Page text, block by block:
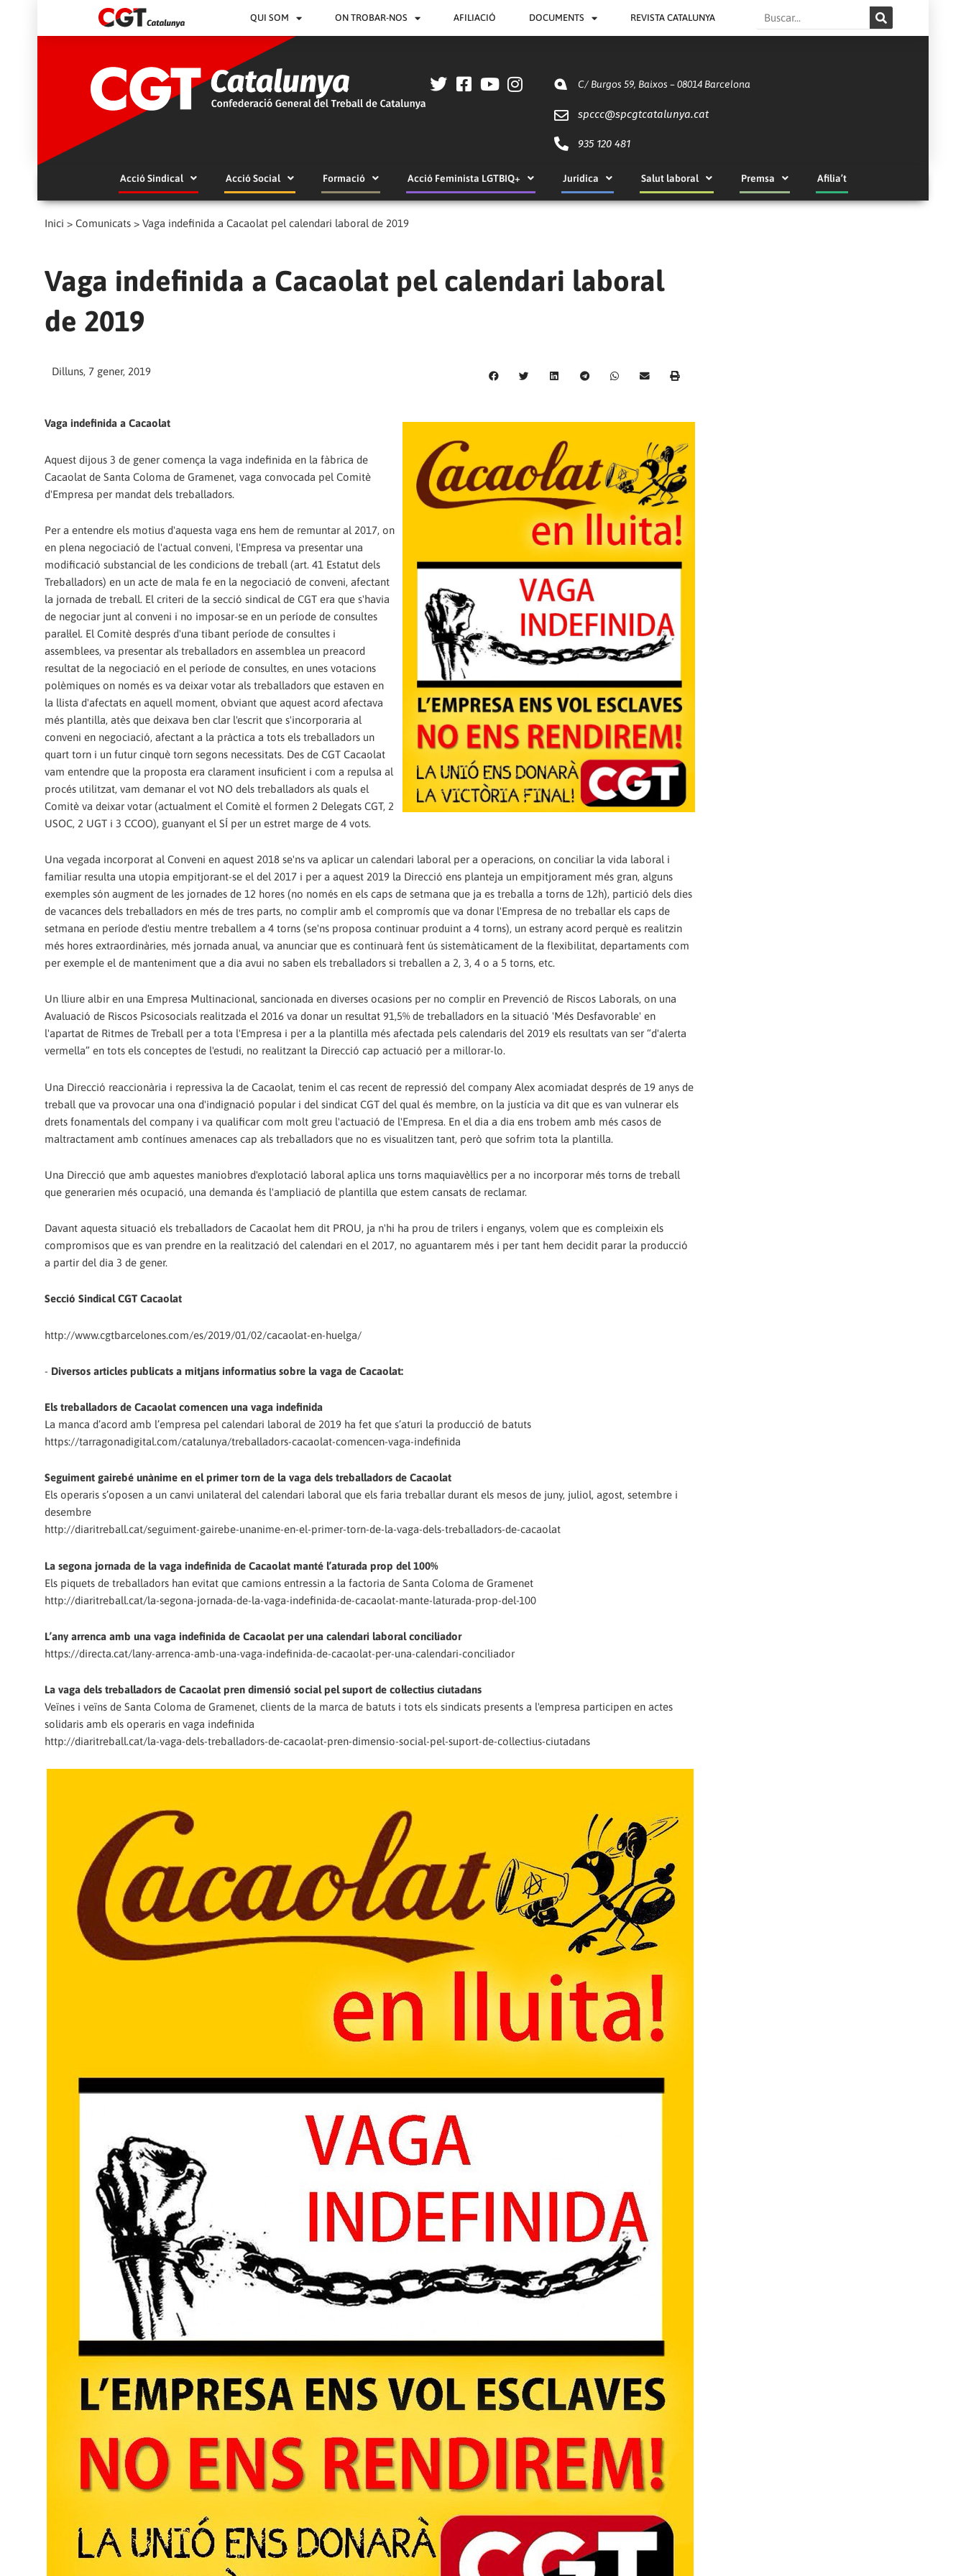
QUI SOM ON TROBAR-NOS AFILIACIÓ DOCUMENTS REVISTA CATALUNYA Search
C/ Burgos 59, Baixos – 08014 Barcelona
spccc@spcgtcatalunya.cat
935 120 481
Acció Sindical Acció Social Formació Acció Feminista LGTBIQ+ Jurídica Salut laboral Premsa Afilia’t
Inici > Comunicats > Vaga indefinida a Cacaolat pel calendari laboral de 2019
Vaga indefinida a Cacaolat pel calendari laboral
de 2019
Dilluns, 7 gener, 2019
Vaga indefinida a Cacaolat
Aquest dijous 3 de gener comença la vaga indefinida en la fàbrica de
Cacaolat de Santa Coloma de Gramenet, vaga convocada pel Comitè
d'Empresa per mandat dels treballadors.
Per a entendre els motius d'aquesta vaga ens hem de remuntar al 2017, on
en plena negociació de l'actual conveni, l'Empresa va presentar una
modificació substancial de les condicions de treball (art. 41 Estatut dels
Treballadors) en un acte de mala fe en la negociació de conveni, afectant
la jornada de treball. El criteri de la secció sindical de CGT era que s'havia
de negociar junt al conveni i no imposar-se en un període de consultes
paral·lel. El Comitè després d'una tibant període de consultes i
assemblees, va presentar als treballadors en assemblea un preacord
resultat de la negociació en el període de consultes, en unes votacions
polèmiques on només es va deixar votar als treballadors que estaven en
la llista d'afectats en aquell moment, obviant que aquest acord afectava
més plantilla, atès que deixava ben clar l'escrit que s'incorporaria al
conveni en negociació, afectant a la pràctica a tots els treballadors un
quart torn i un futur cinquè torn segons necessitats. Des de CGT Cacaolat
vam entendre que la proposta era clarament insuficient i com a repulsa al
procés utilitzat, vam demanar el vot NO dels treballadors als quals el
Comitè va deixar votar (actualment el Comitè el formen 2 Delegats CGT, 2
USOC, 2 UGT i 3 CCOO), guanyant el SÍ per un estret marge de 4 vots.
Una vegada incorporat al Conveni en aquest 2018 se'ns va aplicar un calendari laboral per a operacions, on conciliar la vida laboral i
familiar resulta una utopia empitjorant-se el del 2017 i per a aquest 2019 la Direcció ens planteja un empitjorament més gran, alguns
exemples són augment de les jornades de 12 hores (no només en els caps de setmana que ja es treballa a torns de 12h), partició dels dies
de vacances dels treballadors en més de tres parts, no complir amb el compromís que va donar l'Empresa de no treballar els caps de
setmana en període d'estiu mentre treballem a 4 torns (se'ns proposa continuar produint a 4 torns), un estrany acord perquè es realitzin
més hores extraordinàries, més jornada anual, va anunciar que es continuarà fent ús sistemàticament de la flexibilitat, departaments com
per exemple el de manteniment que a dia avui no saben els treballadors si treballen a 2, 3, 4 o a 5 torns, etc.
Un lliure albir en una Empresa Multinacional, sancionada en diverses ocasions per no complir en Prevenció de Riscos Laborals, on una
Avaluació de Riscos Psicosocials realitzada el 2016 va donar un resultat 91,5% de treballadors en la situació 'Més Desfavorable' en
l'apartat de Ritmes de Treball per a tota l'Empresa i per a la plantilla més afectada pels calendaris del 2019 els resultats van ser “d'alerta
vermella” en tots els conceptes de l'estudi, no realitzant la Direcció cap actuació per a millorar-lo.
Una Direcció reaccionària i repressiva la de Cacaolat, tenim el cas recent de repressió del company Alex acomiadat després de 19 anys de
treball que va provocar una ona d'indignació popular i del sindicat CGT del qual és membre, on la justícia va dit que es van vulnerar els
drets fonamentals del company i va qualificar com molt greu l'actuació de l'Empresa. En el dia a dia ens trobem amb més casos de
maltractament amb contínues amenaces cap als treballadors que no es visualitzen tant, però que sofrim tota la plantilla.
Una Direcció que amb aquestes maniobres d'explotació laboral aplica uns torns maquiavèl·lics per a no incorporar més torns de treball
que generarien més ocupació, una demanda és l'ampliació de plantilla que estem cansats de reclamar.
Davant aquesta situació els treballadors de Cacaolat hem dit PROU, ja n'hi ha prou de trilers i enganys, volem que es compleixin els
compromisos que es van prendre en la realització del calendari en el 2017, no aguantarem més i per tant hem decidit parar la producció
a partir del dia 3 de gener.
Secció Sindical CGT Cacaolat
http://www.cgtbarcelones.com/es/2019/01/02/cacaolat-en-huelga/
- Diversos articles publicats a mitjans informatius sobre la vaga de Cacaolat:
Els treballadors de Cacaolat comencen una vaga indefinida
La manca d’acord amb l’empresa pel calendari laboral de 2019 ha fet que s’aturi la producció de batuts
https://tarragonadigital.com/catalunya/treballadors-cacaolat-comencen-vaga-indefinida
Seguiment gairebé unànime en el primer torn de la vaga dels treballadors de Cacaolat
Els operaris s’oposen a un canvi unilateral del calendari laboral que els faria treballar durant els mesos de juny, juliol, agost, setembre i
desembre
http://diaritreball.cat/seguiment-gairebe-unanime-en-el-primer-torn-de-la-vaga-dels-treballadors-de-cacaolat
La segona jornada de la vaga indefinida de Cacaolat manté l’aturada prop del 100%
Els piquets de treballadors han evitat que camions entressin a la factoria de Santa Coloma de Gramenet
http://diaritreball.cat/la-segona-jornada-de-la-vaga-indefinida-de-cacaolat-mante-laturada-prop-del-100
L’any arrenca amb una vaga indefinida de Cacaolat per una calendari laboral conciliador
https://directa.cat/lany-arrenca-amb-una-vaga-indefinida-de-cacaolat-per-una-calendari-conciliador
La vaga dels treballadors de Cacaolat pren dimensió social pel suport de col·lectius ciutadans
Veïnes i veïns de Santa Coloma de Gramenet, clients de la marca de batuts i tots els sindicats presents a l'empresa participen en actes
solidaris amb els operaris en vaga indefinida
http://diaritreball.cat/la-vaga-dels-treballadors-de-cacaolat-pren-dimensio-social-pel-suport-de-collectius-ciutadans